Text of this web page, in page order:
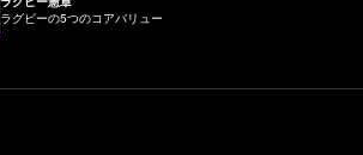
ラグビーの5つのコアバリュー